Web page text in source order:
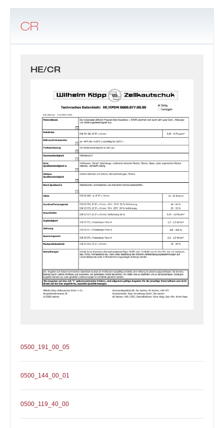
CR
HE/CR
0500_191_00_05
0500_144_00_01
0500_119_40_00